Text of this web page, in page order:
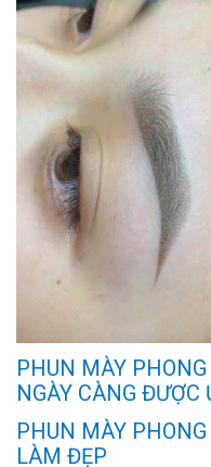
PHUN MÀY
NGÀY CÀNG ĐƯỢC
PHUN MÀY
LÀM ĐẸP